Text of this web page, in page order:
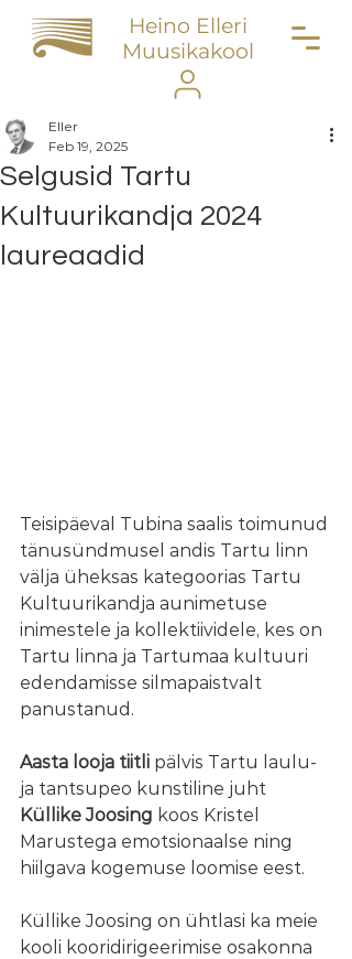
Heino Elleri
Muusikakool
Selgusid Tartu
Kultuurikandja 2024
laureaadid
Eller
Feb 19, 2025
Teisipäeval Tubina saalis toimunud
tänusündmusel andis Tartu linn
välja üheksas kategoorias Tartu
Kultuurikandja aunimetuse
inimestele ja kollektiividele, kes on
Tartu linna ja Tartumaa kultuuri
edendamisse silmapaistvalt
panustanud.
Aasta looja tiitli pälvis Tartu laulu-
ja tantsupeo kunstiline juht
Küllike Joosing koos Kristel
Marustega emotsionaalse ning
hiilgava kogemuse loomise eest.
Küllike Joosing on ühtlasi ka meie
kooli kooridirigeerimise osakonna